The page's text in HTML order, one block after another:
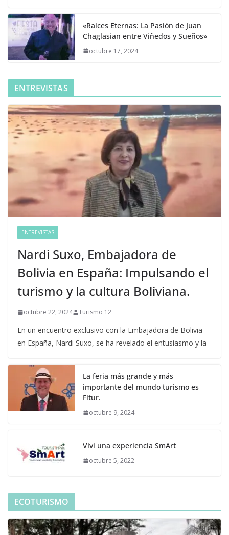
«Raíces Eternas: La Pasión de Juan
Chaglasian entre Viñedos y Sueños»
octubre 17, 2024
ENTREVISTAS
ENTREVISTAS
Nardi Suxo, Embajadora de
Bolivia en España: Impulsando el
turismo y la cultura Boliviana.
octubre 22, 2024 Turismo 12
En un encuentro exclusivo con la Embajadora de Bolivia
en España, Nardi Suxo, se ha revelado el entusiasmo y la
La feria más grande y más
importante del mundo turismo es
Fitur.
octubre 9, 2024
Viví una experiencia SmArt
octubre 5, 2022
ECOTURISMO